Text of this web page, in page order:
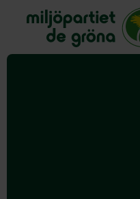
Miljöpartiet de gröna,